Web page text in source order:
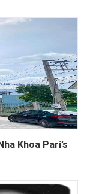
Khoa Pari’s